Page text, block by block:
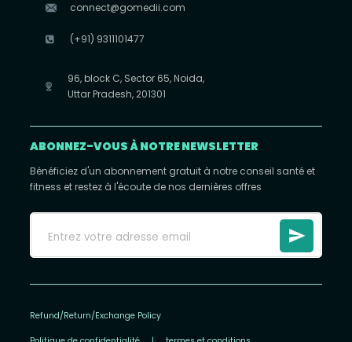
connect@gomedii.com
(+91) 9311101477
96, block C, Sector 65, Noida,
Uttar Pradesh, 201301
ABONNEZ-VOUS À NOTRE NEWSLETTER
Bénéficiez d'un abonnement gratuit à notre conseil santé et
fitness et restez à l'écoute de nos dernières offres
Refund/Return/Exchange Policy